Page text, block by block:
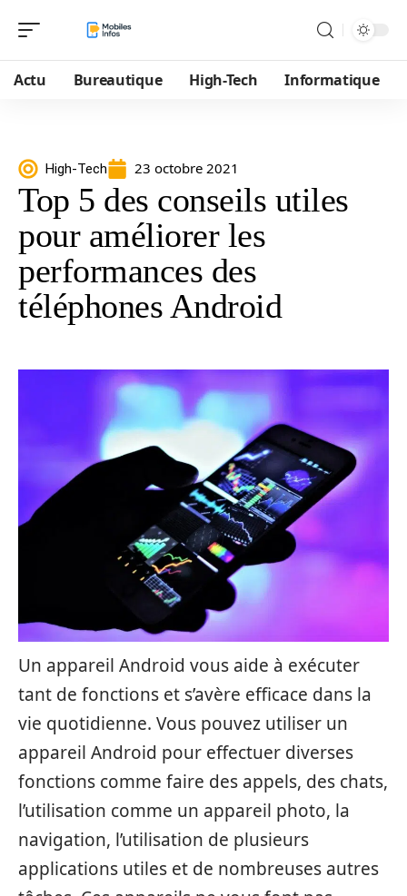
Actu Bureautique High-Tech Informatique
High-Tech 23 octobre 2021
Top 5 des conseils utiles
pour améliorer les
performances des
téléphones Android
Un appareil Android vous aide à exécuter
tant de fonctions et s’avère efficace dans la
vie quotidienne. Vous pouvez utiliser un
appareil Android pour effectuer diverses
fonctions comme faire des appels, des chats,
l’utilisation comme un appareil photo, la
navigation, l’utilisation de plusieurs
applications utiles et de nombreuses autres